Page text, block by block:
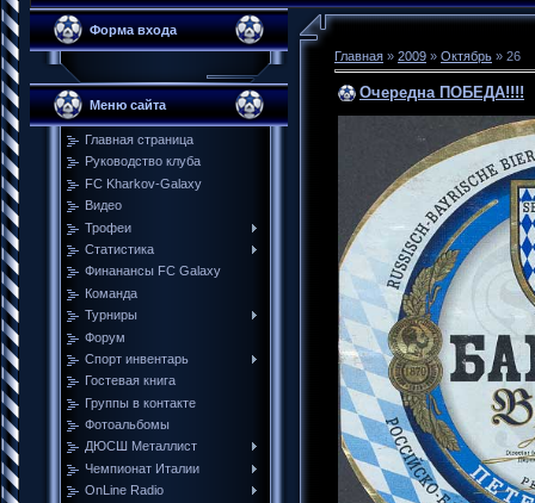
Форма входа
Меню сайта
Главная страница
Руководство клуба
FC Kharkov-Galaxy
Видео
Трофеи
Cтатистика
Финанансы FC Galaxy
Команда
Турниры
Форум
Спорт инвентарь
Гостевая книга
Группы в контакте
Фотоальбомы
ДЮСШ Металлист
Чемпионат Италии
ОnLine Radio
Главная » 2009 » Октябрь » 26
Очередна ПОБЕДА!!!!